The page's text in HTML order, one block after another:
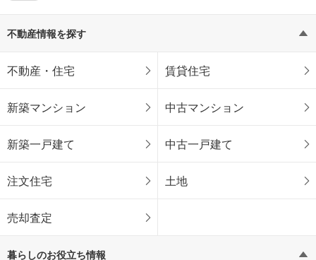
不動産情報を探す
不動産・住宅 賃貸住宅
新築マンション 中古マンション
新築一戸建て 中古一戸建て
注文住宅 土地
売却査定
暮らしのお役立ち情報